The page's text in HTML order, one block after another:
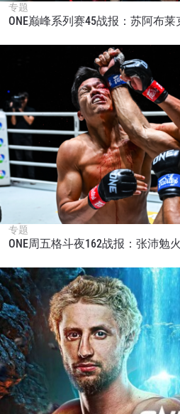
专题
ONE巅峰系列赛45战报：苏阿布莱
专题
ONE周五格斗夜162战报：张沛勉